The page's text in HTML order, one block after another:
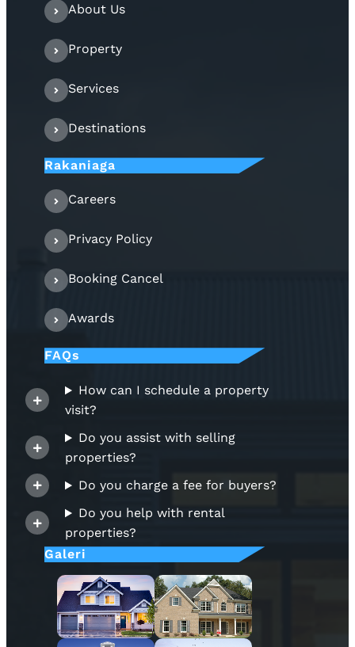
About Us
Property
Services
Destinations
Rakaniaga
Careers
Privacy Policy
Booking Cancel
Awards
FAQs
How can I schedule a property
visit?
Do you assist with selling
properties?
Do you charge a fee for buyers?
Do you help with rental
properties?
Galeri